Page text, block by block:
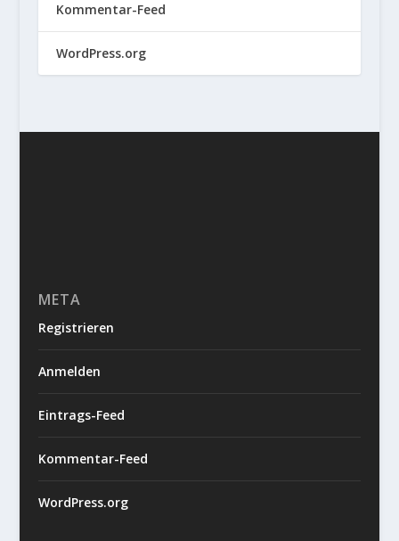
Kommentar-Feed
WordPress.org
META
Registrieren
Anmelden
Eintrags-Feed
Kommentar-Feed
WordPress.org